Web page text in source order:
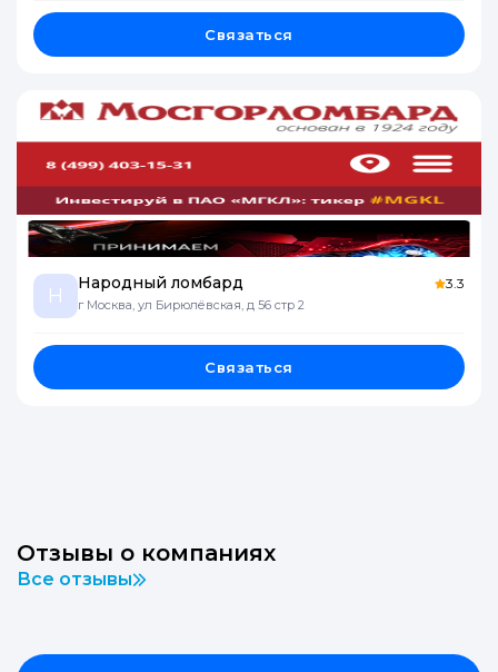
Связаться
Н
Народный ломбард
г Москва, ул Бирюлёвская, д 56 стр 2
3.3
Связаться
Отзывы о компаниях
Все отзывы